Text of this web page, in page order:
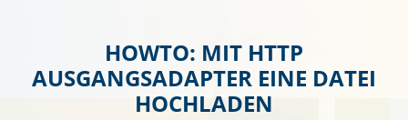
HOWTO: MIT HTTP
AUSGANGSADAPTER EINE DATEI
HOCHLADEN